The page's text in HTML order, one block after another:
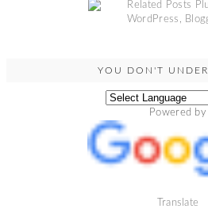
YOU DON'T
Powered by
Translate